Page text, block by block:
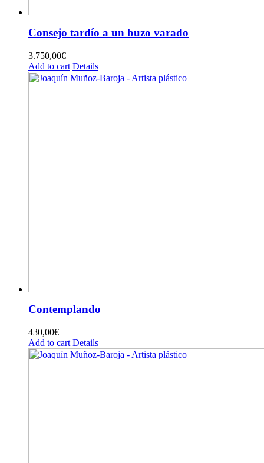
Consejo tardío a un buzo varado
3.750,00€
Add to cart Details
Contemplando
430,00€
Add to cart Details